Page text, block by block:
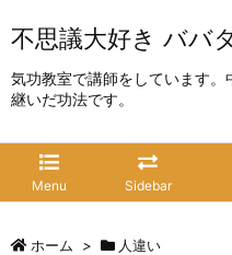
不思議大好き ババ
気功教室で講師をしています
継いだ功法です。
Menu Sidebar
ホーム > 人違い